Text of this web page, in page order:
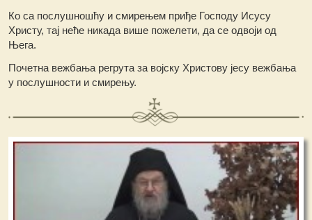
Ко са послушношћу и смирењем приђе Господу Исусу
Христу, тај неће никада више пожелети, да се одвоји од
Њега.
Почетна вежбања регрута за војску Христову јесу вежбања
у послушности и смирењу.